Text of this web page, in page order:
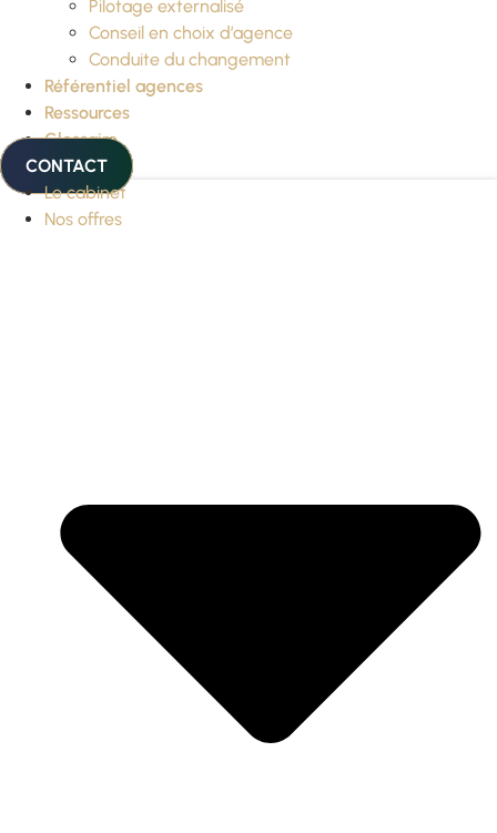
Pilotage externalisé
Conseil en choix d’agence
Conduite du changement
Référentiel agences
Ressources
Glossaire
CONTACT
Le cabinet
Nos offres